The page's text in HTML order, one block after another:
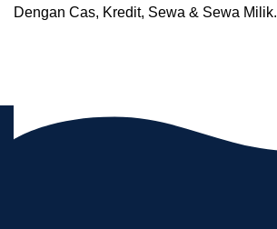
Dengan Cas, Kredit, Sewa & Sewa Milik.